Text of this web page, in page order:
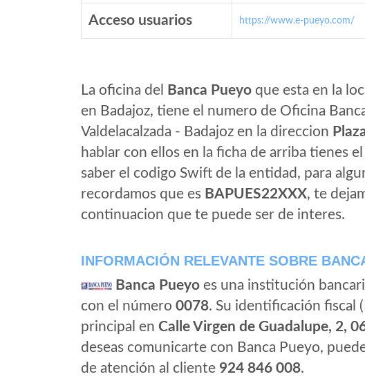
Acceso usuarios https://www.e-pueyo.com/
La oficina del Banca Pueyo que esta en la
en Badajoz, tiene el numero de Oficina
Valdelacalzada - Badajoz en la direccion
hablar con ellos en la ficha de arriba tienes
saber el codigo Swift de la entidad, para
recordamos que es BAPUES22XXX, te
continuacion que te puede ser de interes.
INFORMACIÓN RELEVANTE SOBRE
Banca Pueyo es una institución
con el número 0078. Su identificación fiscal
principal en Calle Virgen de Guadalupe, 2,
deseas comunicarte con Banca Pueyo,
de atención al cliente 924 846 008.